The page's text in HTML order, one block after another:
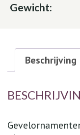
Gewicht:
Beschrijving